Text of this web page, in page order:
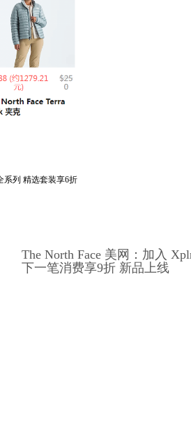
系列 精选套装享6折
The North Face 美网：加入
下一笔消费享9折 新品上线